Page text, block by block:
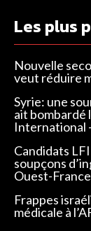
Les plus
Nouvelle
veut réduire
Syrie: une
ait bombardé
International
Candidats
soupçons
Ouest-France
Frappes
médicale à